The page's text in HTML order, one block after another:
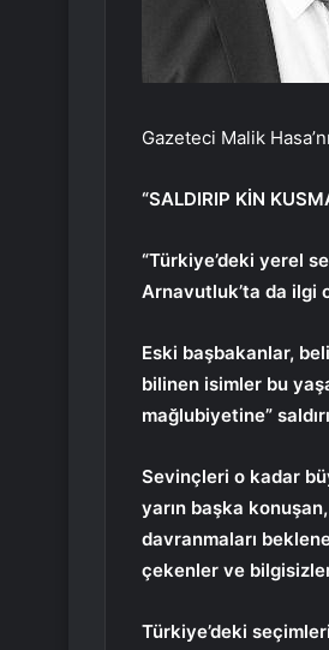
Gazeteci Malik
“SALDIRIP KİN
“Türkiye’deki yerel
Arnavutluk’ta da ilgi
Eski başbakanlar,
bilinen isimler bu
mağlubiyetine”
Sevinçleri o kadar
yarın başka
davranmaları
çekenler ve
Türkiye’deki